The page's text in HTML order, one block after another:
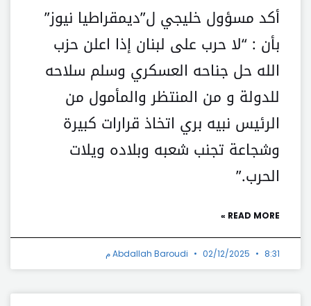
أكد مسؤول خليجي ل”ديمقراطيا نيوز”
بأن : “لا حرب على لبنان إذا اعلن حزب
الله حل جناحه العسكري وسلم سلاحه
للدولة و من المنتظر والمأمول من
الرئيس نبيه بري اتخاذ قرارات كبيرة
وشجاعة تجنب شعبه وبلاده ويلات
الحرب.”
READ MORE »
Abdallah Baroudi 02/12/2025 8:31 م